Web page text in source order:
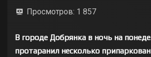
Просмотров: 1 857
В городе Добрянка в ночь на
протаранил несколько